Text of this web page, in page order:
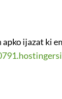
ijazat ki